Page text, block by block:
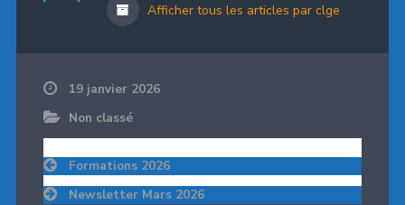
Afficher tous les articles par clge
19 janvier 2026
Non classé
Navigation
de
l’article
Formations 2026
Newsletter Mars 2026